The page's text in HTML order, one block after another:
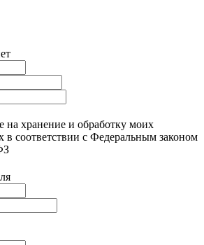
на хранение и обработку моих
в соответствии с Федеральным законом